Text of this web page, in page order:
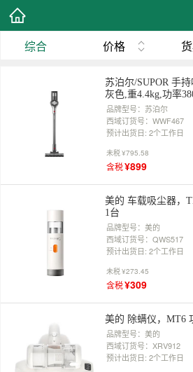
综合 价格
苏泊尔/SUPOR 手
灰色,重4.4kg,功率
规格：1台
品牌型号：苏泊尔
西域订货号：WWF467
预计出货日: 2个工作日
未税¥795.58
含税¥899
美的 车载吸尘器，
1台
品牌型号：美的
西域订货号：QWS517
预计出货日: 2个工作日
未税¥273.45
含税¥309
美的 除螨仪，MT6
品牌型号：美的
西域订货号：XRV912
预计出货日: 2个工作日